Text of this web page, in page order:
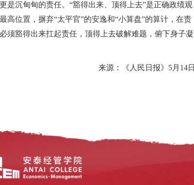
沉甸甸的责任。“豁得出来、顶得上去”是正确政绩观
位置，摒弃“太平官”的安逸和“小算盘”的算计，在责
须豁得出来扛起责任，顶得上去破解难题，俯下身子凝
来源：《人民日报》5月14日